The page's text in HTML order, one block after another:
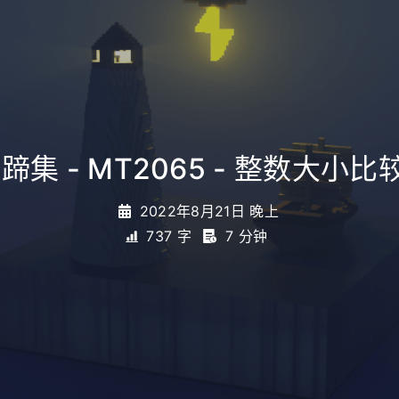
集 - MT2065 - 整数大小比
2022年8月21日 晚上
737 字
7 分钟